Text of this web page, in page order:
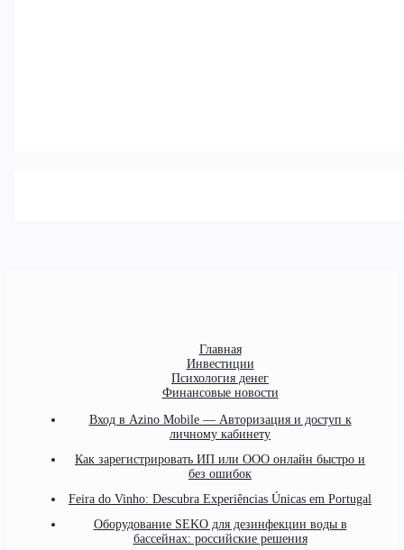
Главная
Инвестиции
Психология денег
Финансовые новости
Вход в Azino Mobile — Авторизация и доступ к
личному кабинету
Как зарегистрировать ИП или ООО онлайн быстро и
без ошибок
Feira do Vinho: Descubra Experiências Únicas em Portugal
Оборудование SEKO для дезинфекции воды в
бассейнах: российские решения